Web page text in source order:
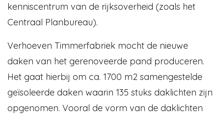
kenniscentrum van de rijksoverheid (zoals het
Centraal Planbureau).
Verhoeven Timmerfabriek mocht de nieuwe
daken van het gerenoveerde pand produceren.
Het gaat hierbij om ca. 1700 m2 samengestelde
geïsoleerde daken waarin 135 stuks daklichten zijn
opgenomen. Vooral de vorm van de daklichten